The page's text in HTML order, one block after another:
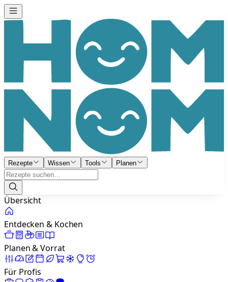
Rezepte Wissen Tools Planen
Übersicht
Entdecken & Kochen
Planen & Vorrat
Für Profis